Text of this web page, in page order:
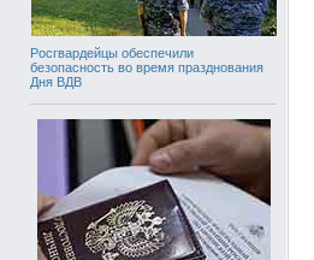
Росгвардейцы обеспечили
безопасность во время празднования
Дня ВДВ